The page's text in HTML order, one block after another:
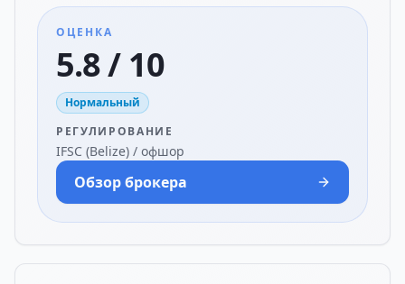
ОЦЕНКА
5.8 / 10
Нормальный
РЕГУЛИРОВАНИЕ
IFSC (Belize) / офшор
Обзор брокера